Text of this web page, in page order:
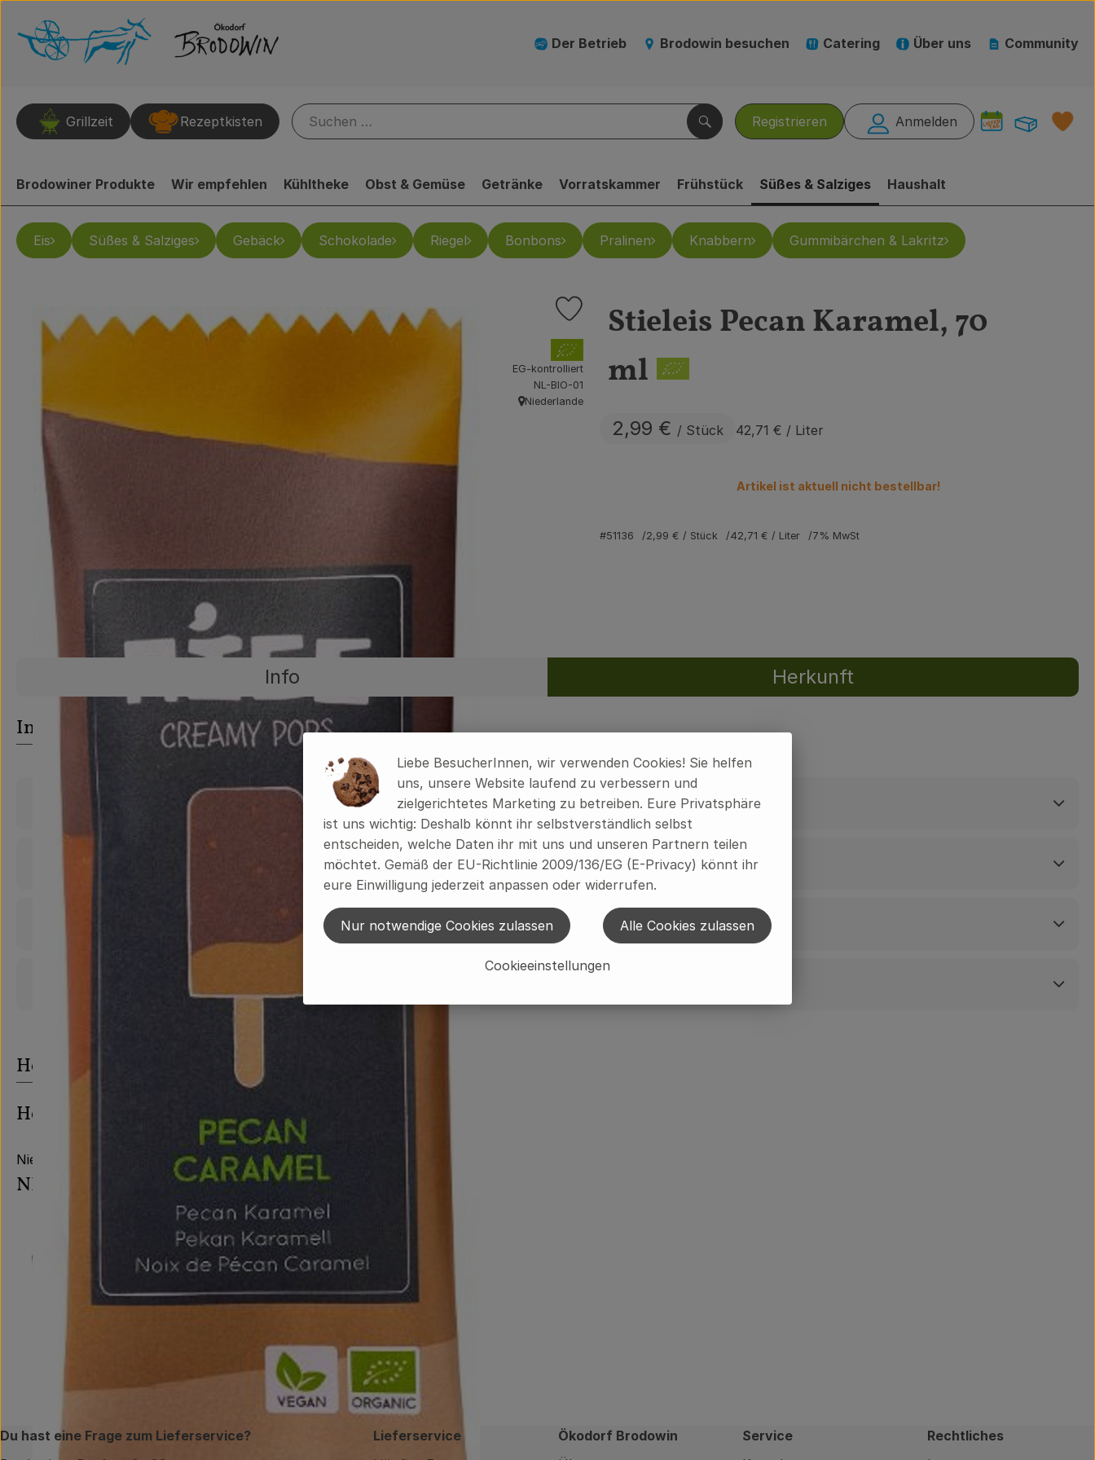
Der Betrieb Brodowin besuchen Catering Über uns Community
Registrieren Anmelden
Suchen
Grillzeit Rezeptkisten
Brodowiner Produkte Wir empfehlen Kühltheke Obst & Gemüse Getränke Vorratskammer Frühstück Süßes & Salziges Haushalt
Eis Süßes & Salziges Gebäck Schokolade Riegel Bonbons Pralinen Knabbern Gummibärchen & Lakritz
Stieleis Pecan Karamel, 70
ml
2,99 € / Stück 42,71 € / Liter
Produkt zu Favouriten hinzufügen
, Verband:
EG-kontrolliert
, Kontrollstelle:
NL-BIO-01
, Herkunft:
Niederlande
Artikel ist aktuell nicht bestellbar!
#51136 2,99 € / Stück 42,71 € / Liter 7% MwSt
Rezepte
Info Herkunft
Entdecke passende Rezepte Es wurden keine passenden Rezepte gefunden.
Info
Produktinformationen
Herkunft
Hersteller: NIE
Niederlande
NICE
Du hast eine Frage zum Lieferservice?
Lieferservice
Ökodorf Brodowin
Service
Rechtliches
Liebe BesucherInnen, wir verwenden Cookies! Sie helfen
uns, unsere Website laufend zu verbessern und
zielgerichtetes Marketing zu betreiben. Eure Privatsphäre
ist uns wichtig: Deshalb könnt ihr selbstverständlich selbst
entscheiden, welche Daten ihr mit uns und unseren Partnern teilen
möchtet. Gemäß der EU-Richtlinie 2009/136/EG (E-Privacy) könnt ihr
eure Einwilligung jederzeit anpassen oder widerrufen.
Cookieeinstellungen
Nur notwendige Cookies zulassen Alle Cookies zulassen